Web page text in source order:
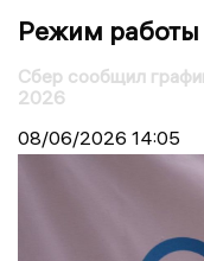
Режим работы
Сбер сообщил
2026
08/06/2026 14:05